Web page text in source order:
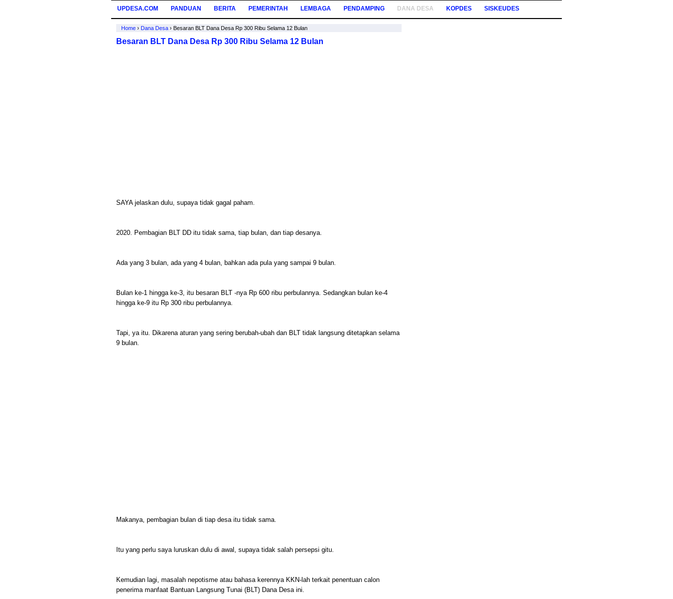
UPDESA.COM PANDUAN BERITA PEMERINTAH LEMBAGA PENDAMPING DANA DESA KOPDES SISKEUDES
Home › Dana Desa › Besaran BLT Dana Desa Rp 300 Ribu Selama 12 Bulan
Besaran BLT Dana Desa Rp 300 Ribu Selama 12 Bulan
SAYA jelaskan dulu, supaya tidak gagal paham.
2020. Pembagian BLT DD itu tidak sama, tiap bulan, dan tiap desanya.
Ada yang 3 bulan, ada yang 4 bulan, bahkan ada pula yang sampai 9 bulan.
Bulan ke-1 hingga ke-3, itu besaran BLT -nya Rp 600 ribu perbulannya. Sedangkan bulan ke-4
hingga ke-9 itu Rp 300 ribu perbulannya.
Tapi, ya itu. Dikarena aturan yang sering berubah-ubah dan BLT tidak langsung ditetapkan selama
9 bulan.
Makanya, pembagian bulan di tiap desa itu tidak sama.
Itu yang perlu saya luruskan dulu di awal, supaya tidak salah persepsi gitu.
Kemudian lagi, masalah nepotisme atau bahasa kerennya KKN-lah terkait penentuan calon
penerima manfaat Bantuan Langsung Tunai (BLT) Dana Desa ini.